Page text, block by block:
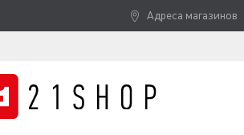
Адреса магазинов